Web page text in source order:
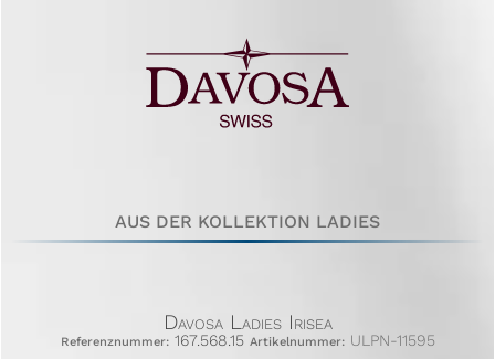
AUS DER KOLLEKTION LADIES
Davosa Ladies Irisea
Referenznummer: 167.568.15 Artikelnummer:ULPN-11595